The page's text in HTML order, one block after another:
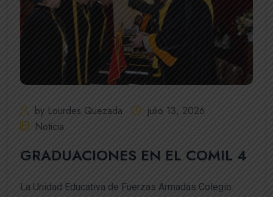
by Lourdes Quezada
julio 13, 2026
Noticia
GRADUACIONES EN EL COMIL 4
La Unidad Educativa de Fuerzas Armadas Colegio